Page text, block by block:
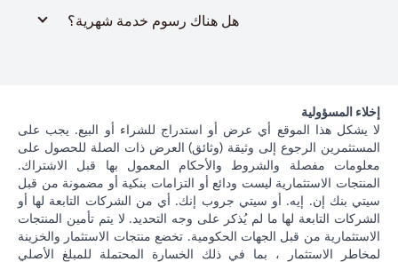
هل هناك رسوم خدمة شهرية؟
إخلاء المسؤولية
لا يشكل هذا الموقع أي عرض أو استدراج للشراء أو البيع. يجب على
المستثمرين الرجوع إلى وثيقة (وثائق) العرض ذات الصلة للحصول على
معلومات مفصلة والشروط والأحكام المعمول بها قبل الاشتراك.
المنتجات الاستثمارية ليست ودائع أو التزامات بنكية أو مضمونة من قبل
سيتي بنك إن. إيه. أو سيتي جروب إنك. أي من الشركات التابعة لها أو
الشركات التابعة لها ما لم يُذكر على وجه التحديد. لا يتم تأمين المنتجات
الاستثمارية من قبل الجهات الحكومية. تخضع منتجات الاستثمار والخزينة
لمخاطر الاستثمار ، بما في ذلك الخسارة المحتملة للمبلغ الأصلي